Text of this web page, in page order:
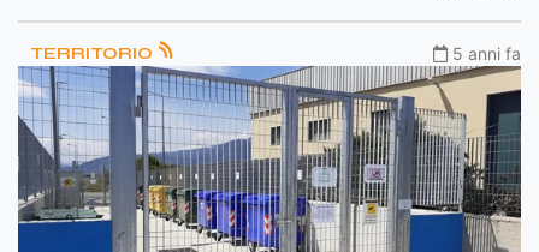
TERRITORIO 5 anni fa